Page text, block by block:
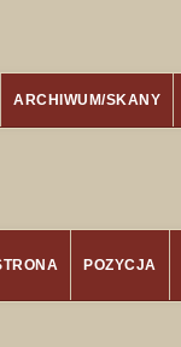
ARCHIWUM/SKANY
POZYCJA